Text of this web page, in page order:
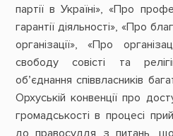
партії в Україні», «Про
гарантії діяльності», «Про
організації», «Про
свободу совісті та
об’єднання співвласників
Орхуській конвенції про
громадськості в процесі